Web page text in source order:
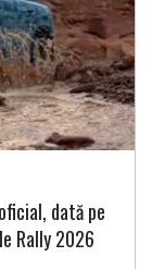
dată pe
Rally 2026